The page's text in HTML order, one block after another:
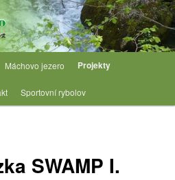
jezero
Máchovo jezero Projekty
Sportovní rybolov
SWAMP I.